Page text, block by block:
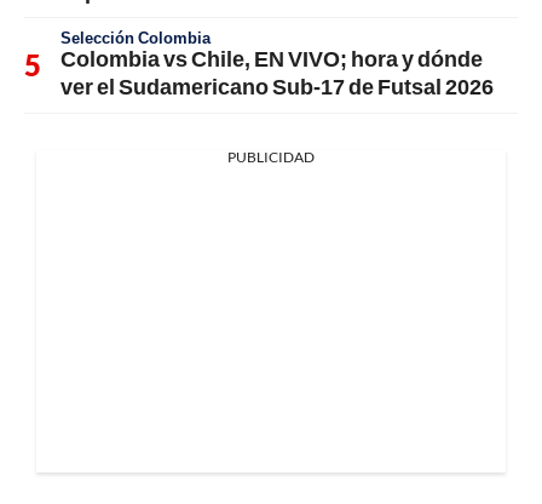
Selección Colombia
Colombia vs Chile, EN VIVO; hora y dónde
ver el Sudamericano Sub-17 de Futsal 2026
PUBLICIDAD